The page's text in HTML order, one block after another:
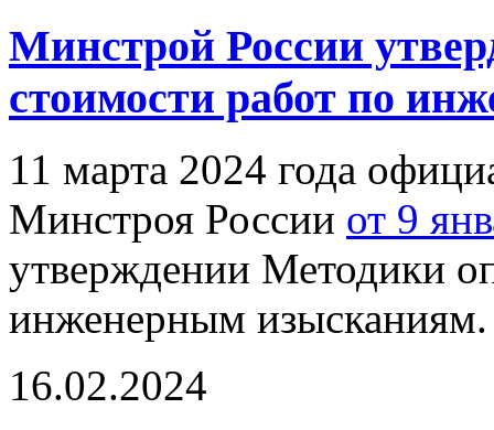
Минстрой России
стоимости работ по
11 марта 2024 года
Минстроя России от 9
утверждении Методики
инженерным изысканиям.
16.02.2024